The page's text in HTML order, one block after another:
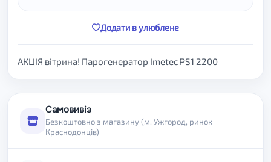
Додати в улюблене
АКЦІЯ вітрина! Парогенератор Imetec PS1 2200
Самовивіз
Безкоштовно з магазину (м. Ужгород, ринок
Краснодонців)